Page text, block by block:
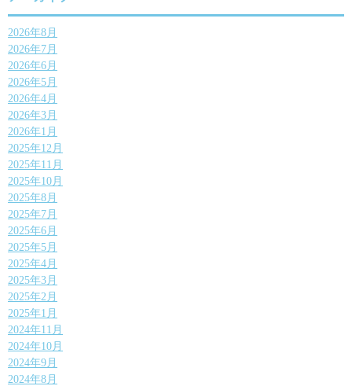
2026年8月
2026年7月
2026年6月
2026年5月
2026年4月
2026年3月
2026年1月
2025年12月
2025年11月
2025年10月
2025年8月
2025年7月
2025年6月
2025年5月
2025年4月
2025年3月
2025年2月
2025年1月
2024年11月
2024年10月
2024年9月
2024年8月